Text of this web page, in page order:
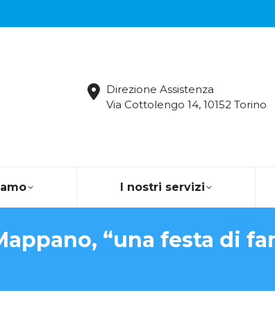
Direzione Assistenza
Via Cottolengo 14, 10152 Torino
I nostri servizi
“una festa di